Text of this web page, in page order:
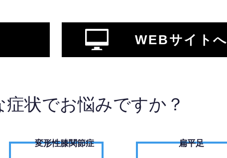
WEBサイトへ
症状でお悩みですか？
変形性膝関節症 扁平足